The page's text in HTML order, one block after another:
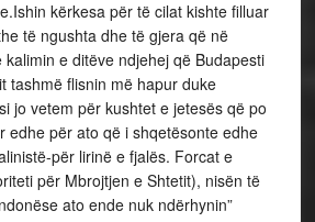
kërkesa për të cilat kishte filluar
të ngushta dhe të gjera që në
e ditëve ndjehej që Budapesti
tashmë flisnin më hapur duke
jo vetem për kushtet e jetesës që po
edhe për ato që i shqetësonte edhe
për lirinë e fjalës. Forcat e
për Mbrojtjen e Shtetit), nisën të
ato ende nuk ndërhynin”